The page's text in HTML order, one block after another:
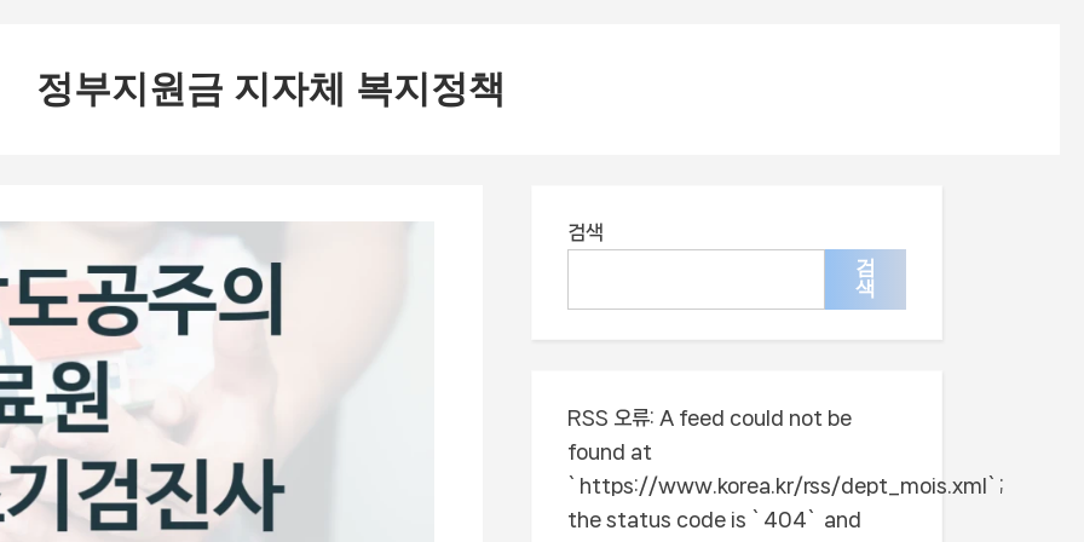
정부지원금 지자체 복지정책
검색
검
색
RSS 오류: A feed could not be
found at
`https://www.korea.kr/rss/dept_mois.xml`;
the status code is `404` and